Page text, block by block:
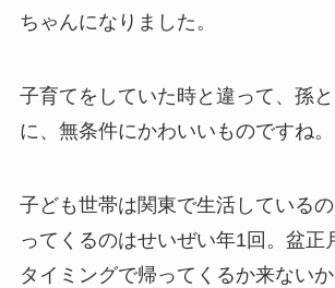
ちゃんになりました。
子育てをしていた時と違って、孫
に、無条件にかわいいものですね。
子ども世帯は関東で生活している
ってくるのはせいぜい年1回。盆正
タイミングで帰ってくるか来ない